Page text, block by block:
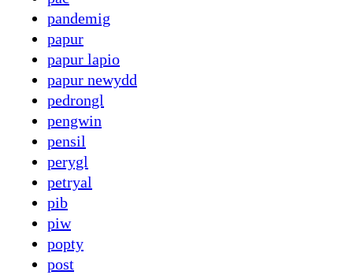
pandemig
papur
papur lapio
papur newydd
pedrongl
pengwin
pensil
perygl
petryal
pib
piw
popty
post